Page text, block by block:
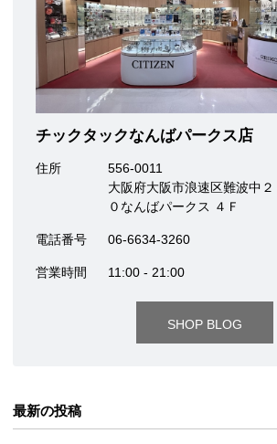
チックタックなんばパークス店
住所
556-0011
大阪府大阪市浪速区難波中２
０なんばパークス ４Ｆ
電話番号 06-6634-3260
営業時間 11:00 - 21:00
SHOP BLOG
最新の投稿